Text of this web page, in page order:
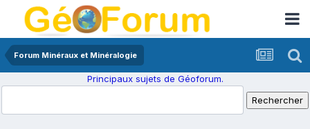
Forum Minéraux et Minéralogie
Principaux sujets de Géoforum.